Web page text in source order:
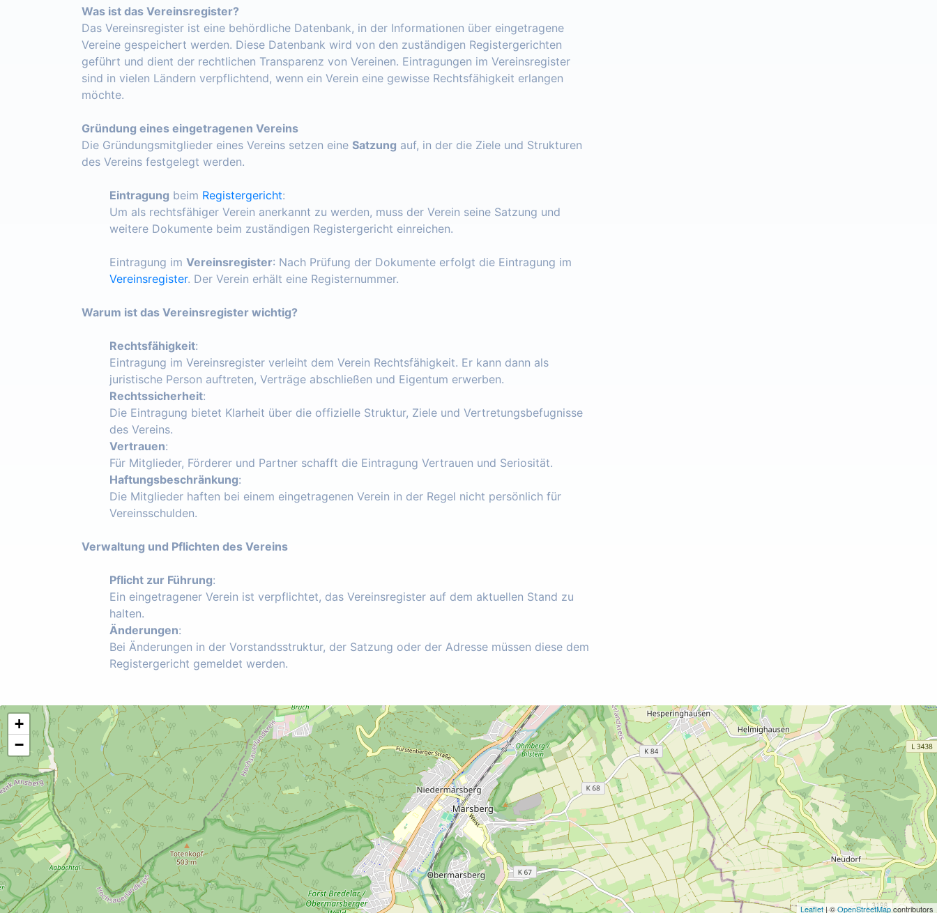
Was ist das Vereinsregister?
Das Vereinsregister ist eine behördliche Datenbank, in der Informationen über eingetragene
Vereine gespeichert werden. Diese Datenbank wird von den zuständigen Registergerichten
geführt und dient der rechtlichen Transparenz von Vereinen. Eintragungen im Vereinsregister
sind in vielen Ländern verpflichtend, wenn ein Verein eine gewisse Rechtsfähigkeit erlangen
möchte.
Gründung eines eingetragenen Vereins
Die Gründungsmitglieder eines Vereins setzen eine Satzung auf, in der die Ziele und Strukturen
des Vereins festgelegt werden.
Eintragung beim Registergericht:
Um als rechtsfähiger Verein anerkannt zu werden, muss der Verein seine Satzung und
weitere Dokumente beim zuständigen Registergericht einreichen.
Eintragung im Vereinsregister: Nach Prüfung der Dokumente erfolgt die Eintragung im
Vereinsregister. Der Verein erhält eine Registernummer.
Warum ist das Vereinsregister wichtig?
Rechtsfähigkeit:
Eintragung im Vereinsregister verleiht dem Verein Rechtsfähigkeit. Er kann dann als
juristische Person auftreten, Verträge abschließen und Eigentum erwerben.
Rechtssicherheit:
Die Eintragung bietet Klarheit über die offizielle Struktur, Ziele und Vertretungsbefugnisse
des Vereins.
Vertrauen:
Für Mitglieder, Förderer und Partner schafft die Eintragung Vertrauen und Seriosität.
Haftungsbeschränkung:
Die Mitglieder haften bei einem eingetragenen Verein in der Regel nicht persönlich für
Vereinsschulden.
Verwaltung und Pflichten des Vereins
Pflicht zur Führung:
Ein eingetragener Verein ist verpflichtet, das Vereinsregister auf dem aktuellen Stand zu
halten.
Änderungen:
Bei Änderungen in der Vorstandsstruktur, der Satzung oder der Adresse müssen diese dem
Registergericht gemeldet werden.
+
−
Leaflet| ©OpenStreetMapcontributors